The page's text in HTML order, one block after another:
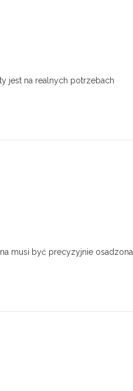
jest na realnych potrzebach
musi być precyzyjnie